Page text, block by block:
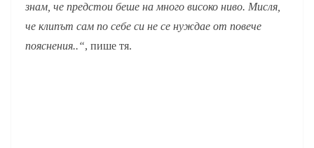
знам, че предстои беше на много високо ниво. Мисля,
че клипът сам по себе си не се нуждае от повече
пояснения..“, пише тя.